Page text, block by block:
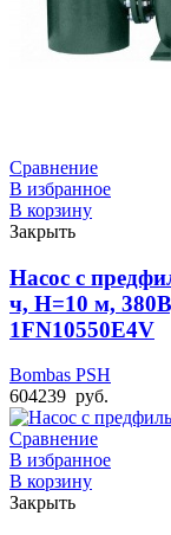
Сравнение
В избранное
В корзину
Закрыть
Насос с
ч, Н=10 м,
1FN10550E4V
Bombas PSH
604239 руб.
Сравнение
В избранное
В корзину
Закрыть